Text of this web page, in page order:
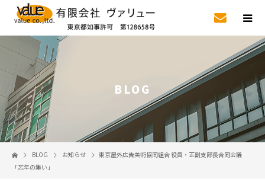
BLOG
BLOG お知らせ
東京屋外広告美術協同組合 役員・正副支部長合同会議
「忘年の集い」